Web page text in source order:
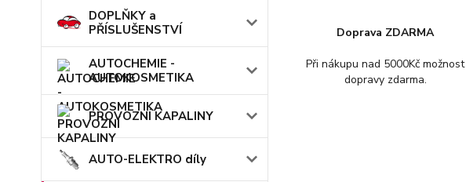
DOPLŇKY a
PŘÍSLUŠENSTVÍ
AUTOCHEMIE -
AUTOKOSMETIKA
PROVOZNÍ KAPALINY
AUTO-ELEKTRO díly
Doprava ZDARMA
Při nákupu nad 5000Kč možnost
dopravy zdarma.